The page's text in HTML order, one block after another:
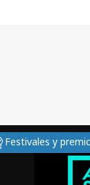
Festivales y